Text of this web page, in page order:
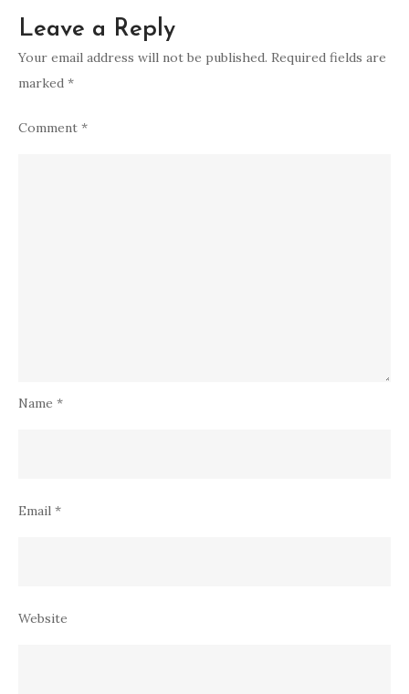
Leave a Reply
Your email address will not be published. Required fields are
marked *
Comment *
Name *
Email *
Website